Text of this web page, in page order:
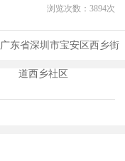
浏览次数： 3894次
广东省深圳市宝安区西乡街
道西乡社区